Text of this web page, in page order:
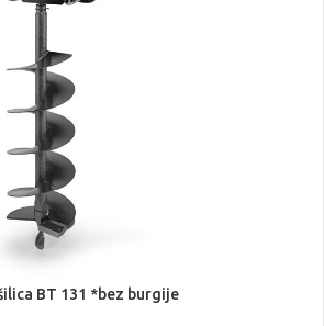
BT 131 *bez burgije